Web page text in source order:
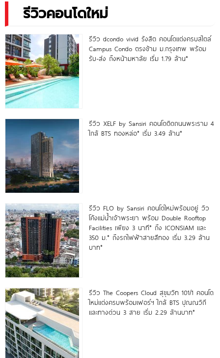
รีวิวคอนโดใหม่
รีวิว dcondo vivid รังสิต คอนโดแต่งครบสไตล์
Campus Condo ตรงข้าม ม.กรุงเทพ พร้อม
รับ-ส่ง ถึงหน้ามหาลัย เริ่ม 1.79 ล้าน*
รีวิว XELF by Sansiri คอนโดติดถนนพระราม 4
ใกล้ BTS ทองหล่อ* เริ่ม 3.49 ล้าน*
รีวิว FLO by Sansiri คอนโดใหม่พร้อมอยู่ วิว
โค้งแม่น้ำเจ้าพระยา พร้อม Double Rooftop
Facilities เพียง 3 นาที* ถึง ICONSIAM และ
350 ม.* ถึงรถไฟฟ้าสายสีทอง เริ่ม 3.29 ล้าน
บาท*
รีวิว The Coopers Cloud สุขุมวิท 101/1 คอนโด
ใหม่แต่งครบพร้อมเฟอร์ฯ ใกล้ BTS ปุณณวิถี
และทางด่วน 3 สาย เริ่ม 2.29 ล้านบาท*